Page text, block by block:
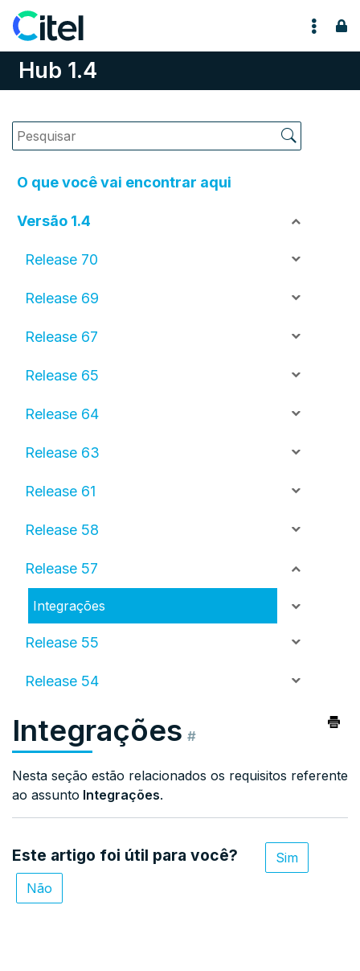
Pular para o conteúdo
Hub 1.4
O que você vai encontrar aqui
Versão 1.4
Release 70
Release 69
Release 67
Release 65
Release 64
Release 63
Release 61
Release 58
Release 57
Integrações
Release 55
Release 54
Integrações #
Nesta seção estão relacionados os requisitos referente
ao assunto Integrações.
Este artigo foi útil para você?
Sim
Não